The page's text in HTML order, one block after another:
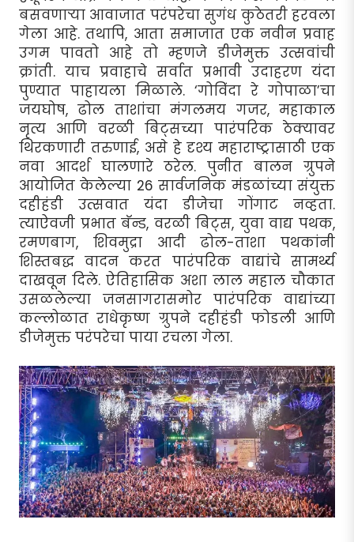
बसवणार्‍या आवाजात परंपरेचा सुगंध कुठेतरी हरवला
गेला आहे. तथापि, आता समाजात एक नवीन प्रवाह
उगम पावतो आहे तो म्हणजे डीजेमुक्त उत्सवांची
क्रांती. याच प्रवाहाचे सर्वात प्रभावी उदाहरण यंदा
पुण्यात पाहायला मिळाले. ‘गोविंदा रे गोपाळा’चा
जयघोष, ढोल ताशांचा मंगलमय गजर, महाकाल
नृत्य आणि वरळी बिट्सच्या पारंपरिक ठेक्यावर
थिरकणारी तरुणाई, असे हे दृश्य महाराष्ट्रासाठी एक
नवा आदर्श घालणारे ठरेल. पुनीत बालन ग्रुपने
आयोजित केलेल्या 26 सार्वजनिक मंडळांच्या संयुक्त
दहीहंडी उत्सवात यंदा डीजेचा गोंगाट नव्हता.
त्याऐवजी प्रभात बॅन्ड, वरळी बिट्स, युवा वाद्य पथक,
रमणबाग, शिवमुद्रा आदी ढोल-ताशा पथकांनी
शिस्तबद्ध वादन करत पारंपरिक वाद्यांचे सामर्थ्य
दाखवून दिले. ऐतिहासिक अशा लाल महाल चौकात
उसळलेल्या जनसागरासमोर पारंपरिक वाद्यांच्या
कल्लोळात राधेकृष्ण ग्रुपने दहीहंडी फोडली आणि
डीजेमुक्त परंपरेचा पाया रचला गेला.